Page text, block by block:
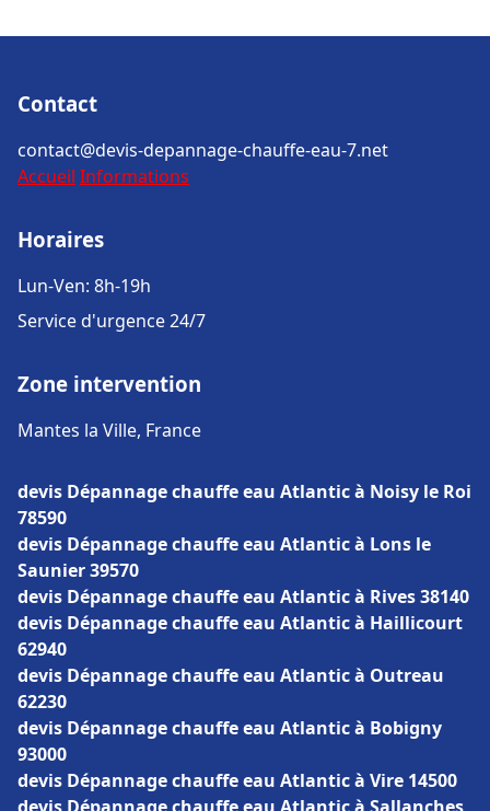
Contact
contact@devis-depannage-chauffe-eau-7.net
Accueil Informations
Horaires
Lun-Ven: 8h-19h
Service d'urgence 24/7
Zone intervention
Mantes la Ville, France
devis Dépannage chauffe eau Atlantic à Noisy le Roi
78590
devis Dépannage chauffe eau Atlantic à Lons le
Saunier 39570
devis Dépannage chauffe eau Atlantic à Rives 38140
devis Dépannage chauffe eau Atlantic à Haillicourt
62940
devis Dépannage chauffe eau Atlantic à Outreau
62230
devis Dépannage chauffe eau Atlantic à Bobigny
93000
devis Dépannage chauffe eau Atlantic à Vire 14500